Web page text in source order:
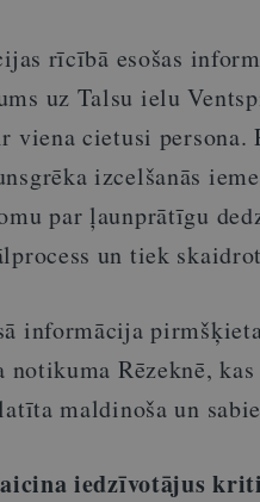
rīcībā esošas
uz Talsu ielu
viena cietusi
izcelšanās
par ļaunprātīgu
un tiek
informācija
Rēzeknē,
maldinoša un
iedzīvotājus